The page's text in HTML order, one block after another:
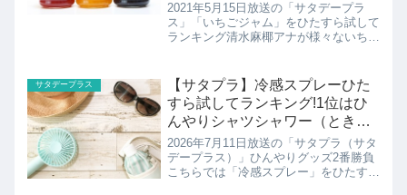
2021年5月15日放送の「サタデープラ
ス」「いちごジャム」をひたすら試して
ランキング清水麻椰アナが様々ないちご
たサタプラ的いちごジャムのおすすめベ
スト5を紹介！
サタデープラス
【サタプラ】冷感スプレーひた
すら試してランキング!1位はひ
んやりシャツシャワー（ときわ
商会）
2026年7月11日放送の「サタプラ（サタ
デープラス）」ひんやりグッズ2番勝負
こちらでは「冷感スプレー」をひたすら